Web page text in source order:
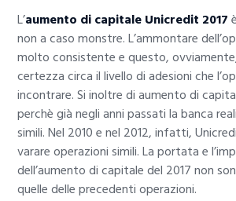
L’aumento di capitale Unicredit 2017
non a caso monstre. L’ammontare
molto consistente e questo,
certezza circa il livello di adesioni che
incontrare. Si inoltre di aumento di
perchè già negli anni passati la banca
simili. Nel 2010 e nel 2012, infatti,
varare operazioni simili. La portata e
dell’aumento di capitale del 2017 non
quelle delle precedenti operazioni.